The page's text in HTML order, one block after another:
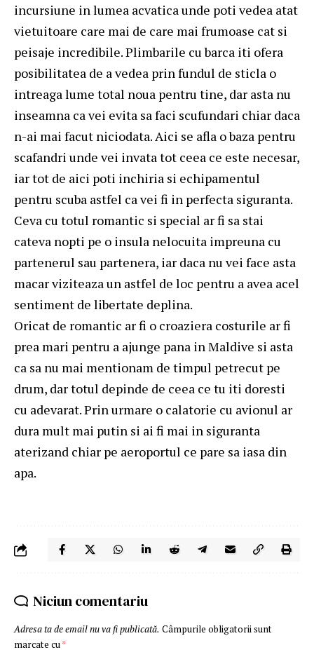
incursiune in lumea acvatica unde poti vedea atat
vietuitoare care mai de care mai frumoase cat si
peisaje incredibile. Plimbarile cu barca iti ofera
posibilitatea de a vedea prin fundul de sticla o
intreaga lume total noua pentru tine, dar asta nu
inseamna ca vei evita sa faci scufundari chiar daca
n-ai mai facut niciodata. Aici se afla o baza pentru
scafandri unde vei invata tot ceea ce este necesar,
iar tot de aici poti inchiria si echipamentul
pentru scuba astfel ca vei fi in perfecta siguranta.
Ceva cu totul romantic si special ar fi sa stai
cateva nopti pe o insula nelocuita impreuna cu
partenerul sau partenera, iar daca nu vei face asta
macar viziteaza un astfel de loc pentru a avea acel
sentiment de libertate deplina.
Oricat de romantic ar fi o croaziera costurile ar fi
prea mari pentru a ajunge pana in Maldive si asta
ca sa nu mai mentionam de timpul petrecut pe
drum, dar totul depinde de ceea ce tu iti doresti
cu adevarat. Prin urmare o calatorie cu avionul ar
dura mult mai putin si ai fi mai in siguranta
aterizand chiar pe aeroportul ce pare sa iasa din
apa.
Niciun comentariu
Adresa ta de email nu va fi publicată. Câmpurile obligatorii sunt
marcate cu*